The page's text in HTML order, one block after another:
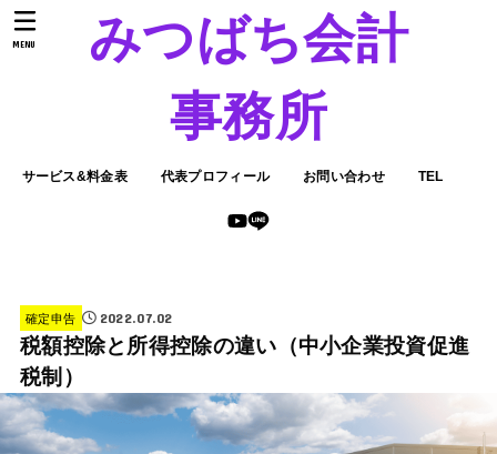
みつばち会計
事務所
サービス&料金表 代表プロフィール お問い合わせ TEL
MENU
確定申告 2022.07.02
税額控除と所得控除の違い（中小企業投資促進
税制）